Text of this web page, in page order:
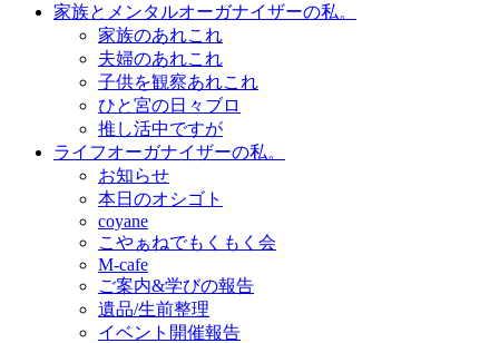
家族とメンタルオーガナイザーの私。
家族のあれこれ
夫婦のあれこれ
子供を観察あれこれ
ひと宮の日々ブロ
推し活中ですが
ライフオーガナイザーの私。
お知らせ
本日のオシゴト
coyane
こやぁねでもくもく会
M-cafe
ご案内&学びの報告
遺品/生前整理
イベント開催報告